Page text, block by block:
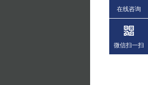
在线咨询
微信扫一扫